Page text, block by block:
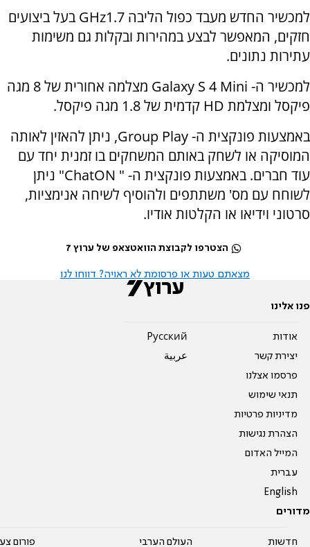
למכשיר החדש מעבד כפול הליבה GHz1.7 בעל ביצועים
חזקים, המאפשר לבצע במהירות ובקלות גם משימות
עתירות נתונים.
למכשיר ה- Galaxy S 4 Mini מצלמה אחורית של 8 מגה
פיקסל ומצלמת HD קדמית של 1.8 מגה פיקסל.
באמצעות פונקצית ה- Group Play, ניתן להאזין לאותה
המוסיקה או לשחק באותם המשחקים בו זמנית יחד עם
עוד חברים. באמצעות פונקצית ה- " ChatON" ניתן
לשוחח עם מס' משתתפים ולהוסיף לשיחה אנימציות,
סרטוני וידיאו או הקלטות אודיו.
הצטרפו לקבוצת הוואטצאפ של ערוץ 7
מצאתם טעות או פרסומת לא ראויה? דווחו לנו
פנו אלינו
אודות
יצירת קשר
פרסמו אצלנו
תנאי שימוש
מדיניות פרטיות
הצהרת נגישות
המייל האדום
עברית
English
Pусский
عربية
מדורים
חדשות העולם הערבי פורום